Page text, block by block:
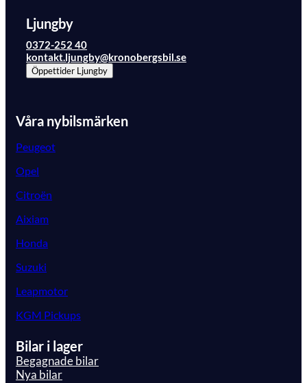
Ljungby
0372-252 40
kontakt.ljungby@kronobergsbil.se
Öppettider Ljungby
Våra nybilsmärken
Peugeot
Opel
Citroën
Aixiam
Honda
Suzuki
Leapmotor
KGM Pickups
Bilar i lager
Begagnade bilar
Nya bilar